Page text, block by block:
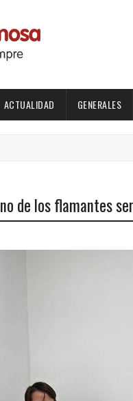
ACTUALIDAD GENERALES
de los flamantes